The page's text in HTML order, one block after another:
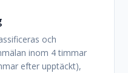
och
inom 4 timmar
efter upptäckt),